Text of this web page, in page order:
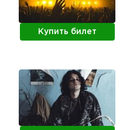
Купить билет